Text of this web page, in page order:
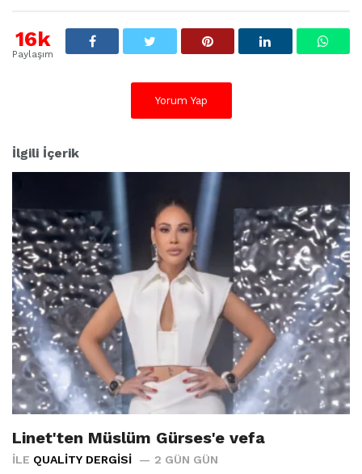
16k
Paylaşım
Yorum Yap
İlgili İçerik
Linet'ten Müslüm Gürses'e vefa
İLE QUALITY DERGISI 2 GÜN GÜN